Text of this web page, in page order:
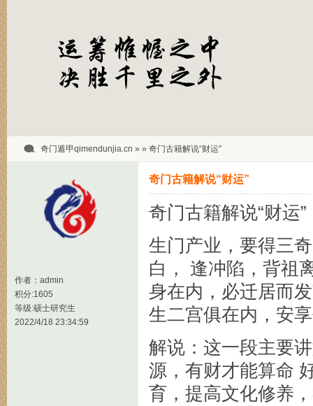
奇门遁甲qimendunjia.cn » » 奇门古籍解说“财运”
作者： admin
积分:1605
等级:硕士研究生
2022/4/18 23:34:59
奇门古籍解说“财运”
奇门古籍解说“财运”
生门产业，要得三
白， 逢冲陷，背祖
身在内，必迁居而
生二宫俱在内，安
解说：这一段主要
源，有财才能算命
育，提高文化修养